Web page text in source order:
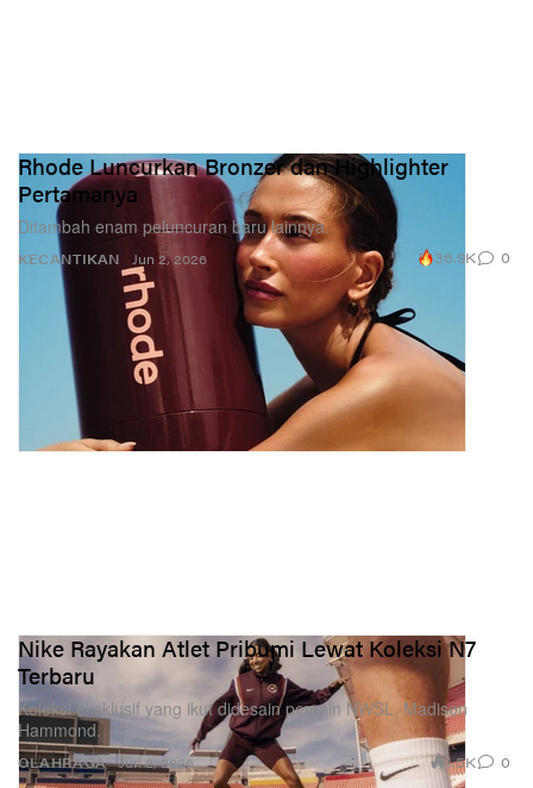
KECANTIKAN
Rhode Luncurkan Bronzer dan Highlighter
Pertamanya
Ditambah enam peluncuran baru lainnya.
Jun 2, 2026 36.9K 0
OLAHRAGA
Nike Rayakan Atlet Pribumi Lewat Koleksi N7
Terbaru
Koleksi eksklusif yang ikut didesain pemain NWSL, Madison
Hammond.
Jun 2, 2026 1.5K 0